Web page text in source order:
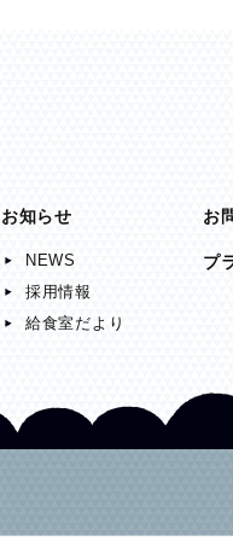
お知らせ
NEWS
採用情報
給食室だより
お
プ